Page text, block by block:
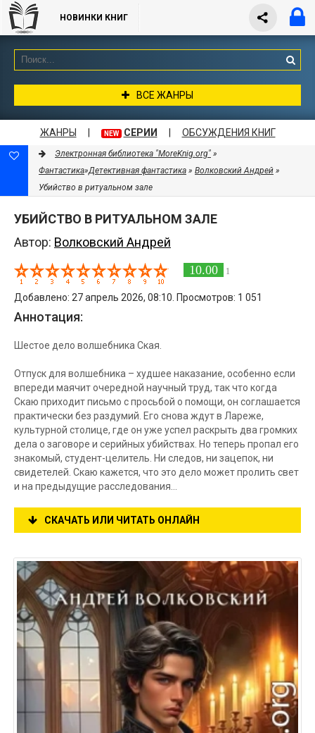
НОВИНКИ КНИГ
ВСЕ ЖАНРЫ
ЖАНРЫ NEW СЕРИИ ОБСУЖДЕНИЯ КНИГ
Электронная библиотека "MoreKnig.org" »
Фантастика»Детективная фантастика » Волковский Андрей »
Убийство в ритуальном зале
УБИЙСТВО В РИТУАЛЬНОМ ЗАЛЕ
Автор: Волковский Андрей
10.00 1
Добавлено: 27 апрель 2026, 08:10. Просмотров: 1 051
Аннотация:
Шестое дело волшебника Ская.
Отпуск для волшебника – худшее наказание, особенно если
впереди маячит очередной научный труд, так что когда
Скаю приходит письмо с просьбой о помощи, он соглашается
практически без раздумий. Его снова ждут в Лареже,
культурной столице, где он уже успел раскрыть два громких
дела о заговоре и серийных убийствах. Но теперь пропал его
знакомый, студент-целитель. Ни следов, ни зацепок, ни
свидетелей. Скаю кажется, что это дело может пролить свет
и на предыдущие расследования…
СКАЧАТЬ ИЛИ ЧИТАТЬ ОНЛАЙН